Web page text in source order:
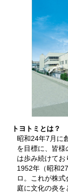
トヨトミとは？
昭和24年7月に
を目標に、皆様
は歩み続けてお
1952年（昭和
ロ。これが株
庭に文化の炎を